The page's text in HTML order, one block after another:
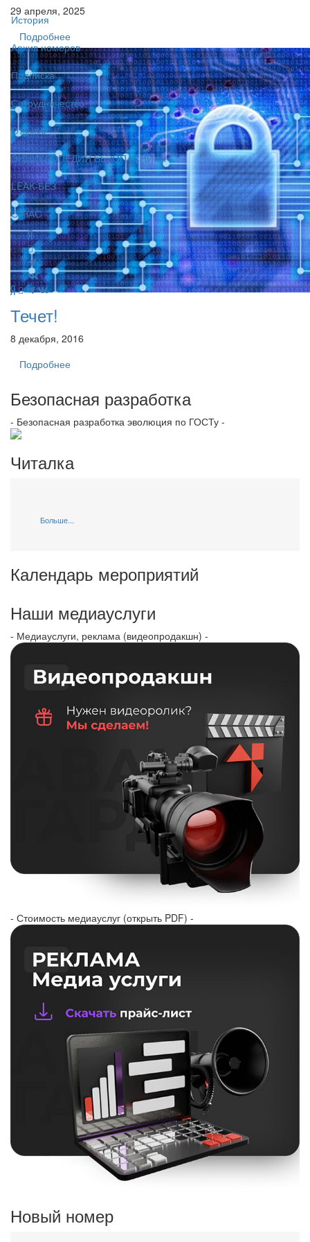
История
Архив номеров
Подписка
Сотрудничество
Отзывы
ЭНЦИКЛОПЕДИЯ БЕЗОПАСНИКА
LEAK-БЕЗ
О НАС
29 апреля, 2025
Подробнее
Течет!
8 декабря, 2016
Подробнее
Безопасная разработка
- Безопасная разработка эволюция по ГОСТу -
Читалка
Больше...
Календарь мероприятий
Наши медиауслуги
- Медиауслуги, реклама (видеопродакшн) -
- Стоимость медиауслуг (открыть PDF) -
Новый номер